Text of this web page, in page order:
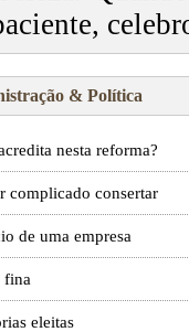
& Política
nesta reforma?
complicado consertar
de uma empresa
fina
eleitas